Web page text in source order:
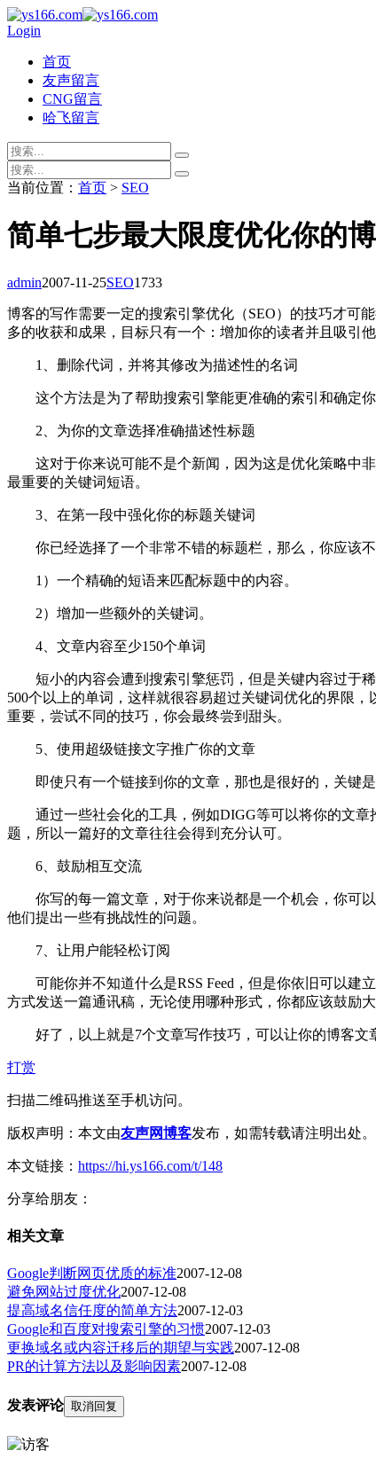
Login
首页
友声留言
CNG留言
哈飞留言
当前位置： 首页 > SEO
简单七步最大限度优化你的
admin2007-11-25SEO1733
博客的写作需要一定的搜索引擎优化（SEO）的技巧才可
多的收获和成果，目标只有一个：增加你的读者并且吸引他
1、删除代词，并将其修改为描述性的名词
这个方法是为了帮助搜索引擎能更准确的索引和确定你
2、为你的文章选择准确描述性标题
这对于你来说可能不是个新闻，因为这是优化策略中非
最重要的关键词短语。
3、在第一段中强化你的标题关键词
你已经选择了一个非常不错的标题栏，那么，你应该不
1）一个精确的短语来匹配标题中的内容。
2）增加一些额外的关键词。
4、文章内容至少150个单词
短小的内容会遭到搜索引擎惩罚，但是关键内容过于稀
500个以上的单词，这样就很容易超过关键词优化的界限
重要，尝试不同的技巧，你会最终尝到甜头。
5、使用超级链接文字推广你的文章
即使只有一个链接到你的文章，那也是很好的，关键是
通过一些社会化的工具，例如DIGG等可以将你的文章
题，所以一篇好的文章往往会得到充分认可。
6、鼓励相互交流
你写的每一篇文章，对于你来说都是一个机会，你可以
他们提出一些有挑战性的问题。
7、让用户能轻松订阅
可能你并不知道什么是RSS Feed，但是你依旧可以建立
方式发送一篇通讯稿，无论使用哪种形式，你都应该鼓励
好了，以上就是7个文章写作技巧，可以让你的博客文
打赏
扫描二维码推送至手机访问。
版权声明：本文由友声网博客发布，如需转载请注明出处。
本文链接： https://hi.ys166.com/t/148
分享给朋友：
相关文章
Google判断网页优质的标准2007-12-08
避免网站过度优化2007-12-08
提高域名信任度的简单方法2007-12-03
Google和百度对搜索引擎的习惯2007-12-03
更换域名或内容迁移后的期望与实践2007-12-08
PR的计算方法以及影响因素2007-12-08
发表评论 取消回复